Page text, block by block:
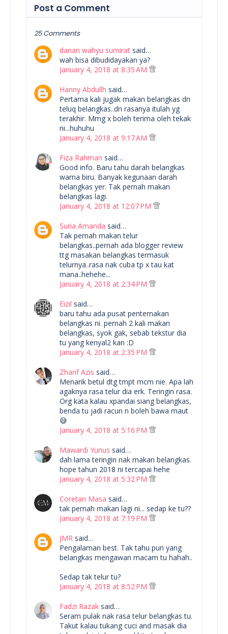
Post a Comment
25 Comments
danan wahyu sumirat said…
wah bisa dibudidayakan ya?
January 4, 2018 at 8:35 AM
Hanny Abdullh said…
Pertama kali jugak makan belangkas dn
teluq belangkas..dn rasanya itulah yg
terakhir. Mmg x boleh terima oleh tekak
ni...huhuhu
January 4, 2018 at 9:17 AM
Fiza Rahman said…
Good info. Baru tahu darah belangkas
warna biru. Banyak kegunaan darah
belangkas yer. Tak pernah makan
belangkas lagi.
January 4, 2018 at 12:07 PM
Suria Amanda said…
Tak pernah makan telur
belangkas..pernah ada blogger review
ttg masakan belangkas termasuk
telurnya..rasa nak cuba tp x tau kat
mana..hehehe...
January 4, 2018 at 2:34 PM
Eizil said…
baru tahu ada pusat penternakan
belangkas ni. pernah 2 kali makan
belangkas, syok gak, sebab tekstur dia
tu yang kenyal2 kan :D
January 4, 2018 at 2:35 PM
Zharif Azis said…
Menarik betul dtg tmpt mcm nie. Apa lah
agaknya rasa telur dia erk. Teringin rasa.
Org kata kalau xpandai siang belangkas,
benda tu jadi racun n boleh bawa maut
😅
January 4, 2018 at 5:16 PM
Mawardi Yunus said…
dah lama teringin nak makan belangkas.
hope tahun 2018 ni tercapai hehe
January 4, 2018 at 5:32 PM
Coretan Masa said…
tak pernah makan lagi ni... sedap ke tu??
January 4, 2018 at 7:19 PM
JMR said…
Pengalaman best. Tak tahu pun yang
belangkas mengawan macam tu hahah..
Sedap tak telur tu?
January 4, 2018 at 8:52 PM
Fadzi Razak said…
Seram pulak nak rasa telur belangkas tu.
Takut kalau tukang cuci and masak dia